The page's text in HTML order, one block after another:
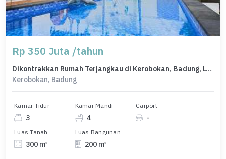
Rp 350 Juta /tahun
Dikontrakkan Rumah Terjangkau di Kerobokan, Badung, LT 300m²
Kerobokan, Badung
Kamar Tidur
3
Kamar Mandi
4
Carport
-
Luas Tanah
300 m²
Luas Bangunan
200 m²